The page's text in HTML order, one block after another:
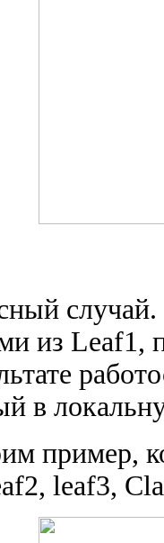
из Leaf1,
в
пример,
leaf3,